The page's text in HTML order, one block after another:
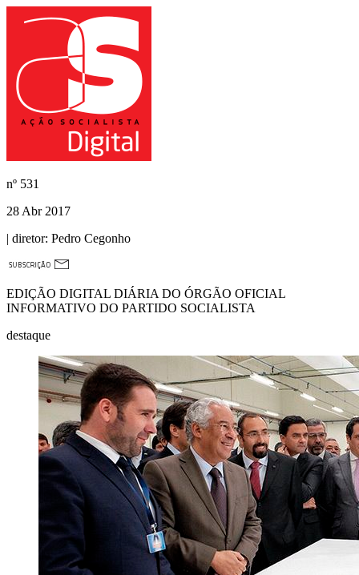
nº 531
28 Abr 2017
| diretor: Pedro Cegonho
EDIÇÃO DIGITAL DIÁRIA DO ÓRGÃO OFICIAL
INFORMATIVO DO PARTIDO SOCIALISTA
destaque